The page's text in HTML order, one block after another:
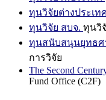
ทุนวิจัยต่างประเท
ทุนวิจัย สบจ. ทุนวิ
ทุนสนับสนุนยุทธศ
การวิจัย
The Second
Fund Office (C2F)